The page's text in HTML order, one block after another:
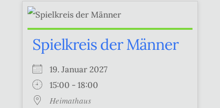
Spielkreis der Männer
19. Januar 2027
15:00 - 18:00
Heimathaus